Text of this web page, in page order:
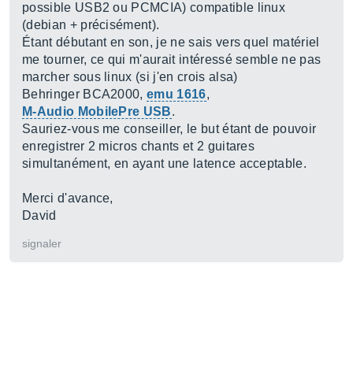
possible USB2 ou PCMCIA) compatible linux
(debian + précisément).
Étant débutant en son, je ne sais vers quel matériel
me tourner, ce qui m'aurait intéressé semble ne pas
marcher sous linux (si j'en crois alsa)
Behringer BCA2000,emu 1616,
M-Audio MobilePre USB.
Sauriez-vous me conseiller, le but étant de pouvoir
enregistrer 2 micros chants et 2 guitares
simultanément, en ayant une latence acceptable.
Merci d'avance,
David
signaler